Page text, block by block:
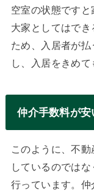
空室の状態ですと
大家としてはで
ため、入居者が
し、入居をきめて
仲介手数料が安
このように、不
しているのでは
行っています。